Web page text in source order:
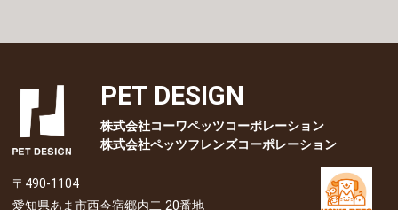
PET DESIGN
株式会社コーワペッツコーポレーション
株式会社ペッツフレンズコーポレーション
〒490-1104
愛知県あま市西今宿郷内二 20番地